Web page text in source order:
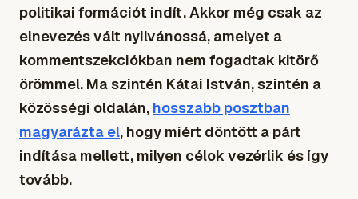
politikai formációt indít. Akkor még csak az
elnevezés vált nyilvánossá, amelyet a
kommentszekciókban nem fogadtak kitörő
örömmel. Ma szintén Kátai István, szintén a
közösségi oldalán, hosszabb posztban
magyarázta el, hogy miért döntött a párt
indítása mellett, milyen célok vezérlik és így
tovább.